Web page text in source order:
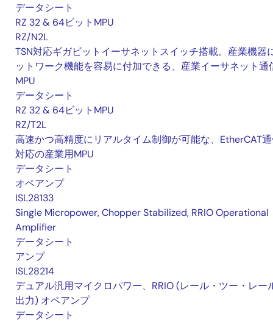
データシート
RZ 32 & 64ビットMPU
RZ/N2L
TSN対応ギガビットイーサネットスイッチ搭載。産業機器
ットワーク機能を容易に付加できる、産業イーサネット通
MPU
データシート
RZ 32 & 64ビットMPU
RZ/T2L
高速かつ高精度にリアルタイム制御が可能な、EtherCAT
対応の産業用MPU
データシート
オペアンプ
ISL28133
Single Micropower, Chopper Stabilized, RRIO Operational
Amplifier
データシート
アンプ
ISL28214
デュアル汎用マイクロパワー、RRIO (レール・ツー・レー
出力) オペアンプ
データシート